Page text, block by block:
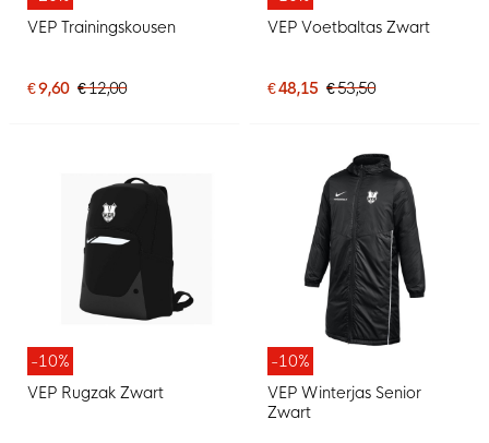
VEP Trainingskousen
€ 9,60 € 12,00
VEP Voetbaltas Zwart
€ 48,15 € 53,50
-10%
VEP Rugzak Zwart
-10%
VEP Winterjas Senior
Zwart